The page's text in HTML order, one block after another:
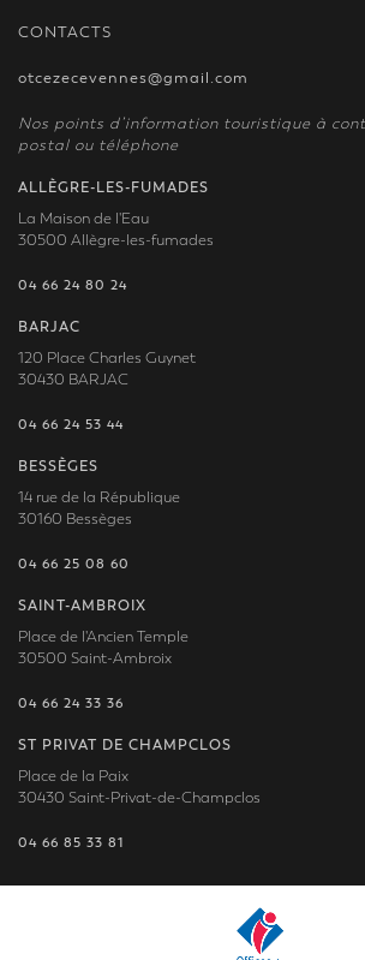
CONTACTS
otcezecevennes@gmail.com
Nos points d’information touristique à
postal ou téléphone
ALLÈGRE-LES-FUMADES
La Maison de l'Eau
30500 Allègre-les-fumades
04 66 24 80 24
BARJAC
120 Place Charles Guynet
30430 BARJAC
04 66 24 53 44
BESSÈGES
14 rue de la République
30160 Bessèges
04 66 25 08 60
SAINT-AMBROIX
Place de l'Ancien Temple
30500 Saint-Ambroix
04 66 24 33 36
ST PRIVAT DE CHAMPCLOS
Place de la Paix
30430 Saint-Privat-de-Champclos
04 66 85 33 81